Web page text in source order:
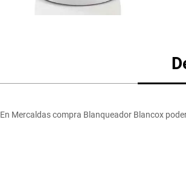
En Mercaldas compra Blanqueador Blancox